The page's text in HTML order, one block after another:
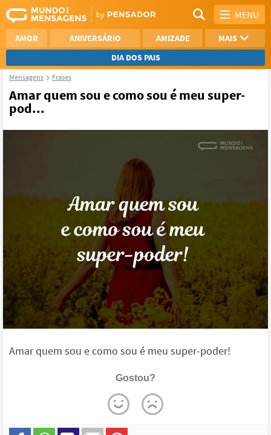
MENU
AMOR ANIVERSÁRIO AMIZADE
MAIS
DIA DOS PAIS
AGRADECIMENTO
Mensagens Frases
Amar quem sou e como sou é meu super-
pod...
Amar quem sou e como sou é meu super-poder!
Gostou?